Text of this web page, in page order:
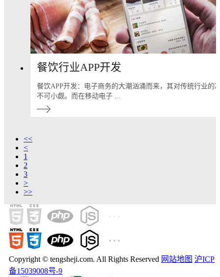
餐饮行业APP开发
餐饮APP开发：电子商务的大潮汹涌而来，其对传统行业的
不可小觑。而在移动电子 ...
<<
<
1
2
3
>
>>
Copyright © tengsheji.com. All Rights Reserved 网站地图 沪ICP
备15039008号-9